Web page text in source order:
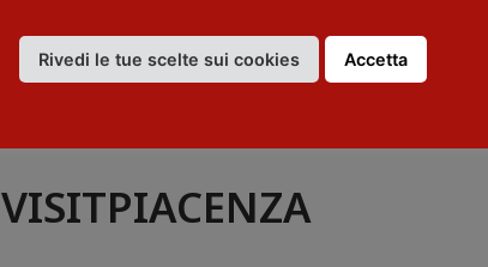
VISITPIACENZA
Rivedi le tue scelte sui cookies Accetta